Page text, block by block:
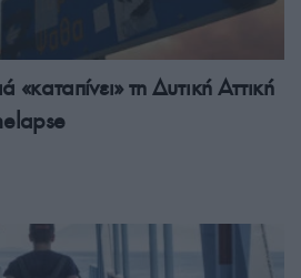
τη Δυτική Αττική